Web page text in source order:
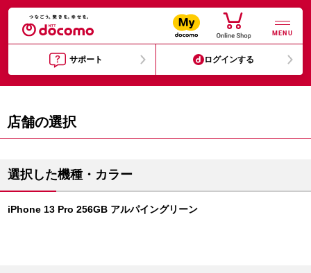
MENU
サポート ログインする
店舗の選択
選択した機種・カラー
iPhone 13 Pro 256GB アルパイングリーン